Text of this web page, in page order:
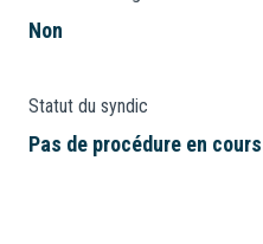
Non
Statut du syndic
Pas de procédure en cours